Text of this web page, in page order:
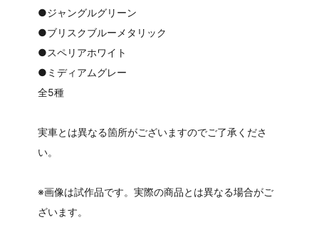
●ジャングルグリーン
●ブリスクブルーメタリック
●スペリアホワイト
●ミディアムグレー
全5種
実車とは異なる箇所がございますのでご了承くださ
い。
※画像は試作品です。実際の商品とは異なる場合がご
ざいます。